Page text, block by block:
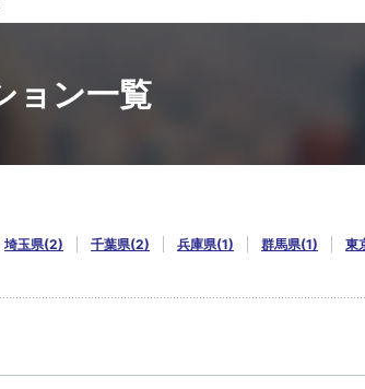
ョン一覧
埼玉県(2) 千葉県(2) 兵庫県(1) 群馬県(1) 東